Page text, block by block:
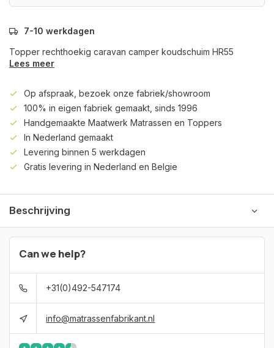
7-10 werkdagen
Topper rechthoekig caravan camper koudschuim HR55
Lees meer
Op afspraak, bezoek onze fabriek/showroom
100% in eigen fabriek gemaakt, sinds 1996
Handgemaakte Maatwerk Matrassen en Toppers
In Nederland gemaakt
Levering binnen 5 werkdagen
Gratis levering in Nederland en Belgie
Beschrijving
Can we help?
+31(0)492-547174
info@matrassenfabrikant.nl